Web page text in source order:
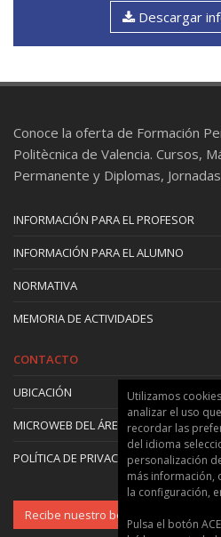
Descargar
Conoce la oferta de Formación
Politècnica de Valencia. Cursos,
Permanente y Diplomas,
INFORMACIÓN PARA EL PROFESOR
INFORMACIÓN PARA EL ALUMNO
NORMATIVA
MEMORIA DE ACTIVIDADES
CONTACTO
UBICACIÓN
MICROWEB DEL ÁREA
POLÍTICA DE PRIVACIDAD Y COOKIES
Recibe nuestro boletín
Utilizamos
analizar el uso
recordar las
del idioma
personalización
más información,
la configuración,
Pulsa el botón